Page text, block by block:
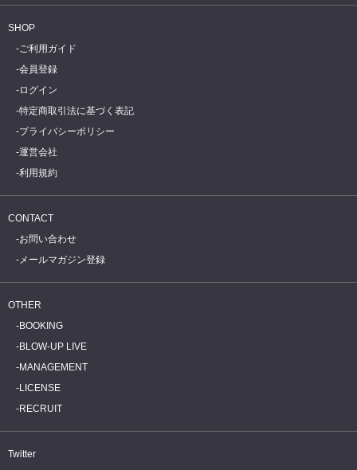
SHOP
ご利用ガイド
会員登録
ログイン
特定商取引法に基づく表記
プライバシーポリシー
運営会社
利用規約
CONTACT
お問い合わせ
メールマガジン登録
OTHER
BOOKING
BLOW-UP LIVE
MANAGEMENT
LICENSE
RECRUIT
Twitter